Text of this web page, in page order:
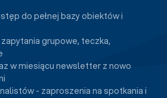
do pełnej bazy obiektów i
grupowe, teczka,
w miesiącu newsletter z nowo
- zaproszenia na spotkania i